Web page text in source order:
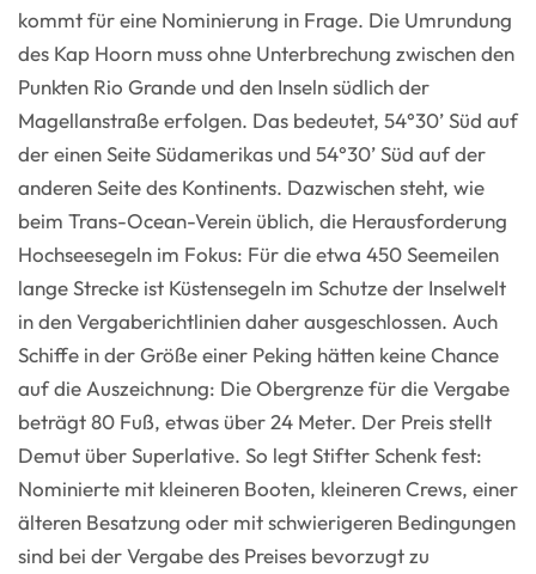
kommt für eine Nominierung in Frage. Die Umrundung
des Kap Hoorn muss ohne Unterbrechung zwischen den
Punkten Rio Grande und den Inseln südlich der
Magellanstraße erfolgen. Das bedeutet, 54°30’ Süd auf
der einen Seite Südamerikas und 54°30’ Süd auf der
anderen Seite des Kontinents. Dazwischen steht, wie
beim Trans-Ocean-Verein üblich, die Herausforderung
Hochseesegeln im Fokus: Für die etwa 450 Seemeilen
lange Strecke ist Küstensegeln im Schutze der Inselwelt
in den Vergaberichtlinien daher ausgeschlossen. Auch
Schiffe in der Größe einer Peking hätten keine Chance
auf die Auszeichnung: Die Obergrenze für die Vergabe
beträgt 80 Fuß, etwas über 24 Meter. Der Preis stellt
Demut über Superlative. So legt Stifter Schenk fest:
Nominierte mit kleineren Booten, kleineren Crews, einer
älteren Besatzung oder mit schwierigeren Bedingungen
sind bei der Vergabe des Preises bevorzugt zu